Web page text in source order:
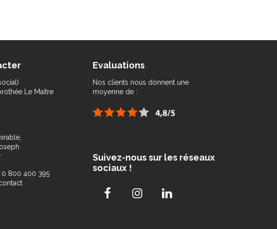
Le Maitre
0 800 400 395
Evaluations
Nos clients nous donnent une
moyenne de :
Suivez-nous sur les réseaux
sociaux !